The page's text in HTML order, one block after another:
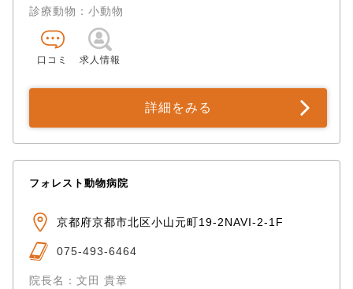
診療動物：小動物
口コミ 求人情報
詳細をみる
フォレスト動物病院
京都府京都市北区小山元町19-2NAVI-2-1F
075-493-6464
院長名：文田 貴章